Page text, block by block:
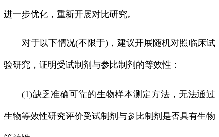
进一步优化，重新开展对比研究。
对于以下情况(不限于)，建议开展随机对照临床试
验研究，证明受试制剂与参比制剂的等效性：
(1)缺乏准确可靠的生物样本测定方法，无法通过
生物等效性研究评价受试制剂与参比制剂是否具有生物